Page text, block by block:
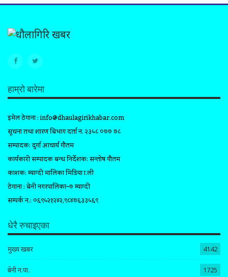
हाम्रो बारेमा
इमेल ठेगाना :info@dhaulagirikhabar.com
सूचना तथा प्रशारण बिभाग दर्ता न. २३५८ ०७७ ७८
सम्पादक: दुर्गा आचार्य गौतम
कार्यकारी सम्पादक प्रबन्ध निर्देशक: सन्तोष गौतम
प्रकाशक: म्याग्दी मालिका मिडिया प्रा.ली
ठेगाना : बेनी नगरपालिका–७ म्याग्दी
सम्पर्क न.: ०६९५२१२४२,९८४७६३३५६९
धेरै रुचाइएका
मुख्य खबर 4142
बेनी न.पा. 1725